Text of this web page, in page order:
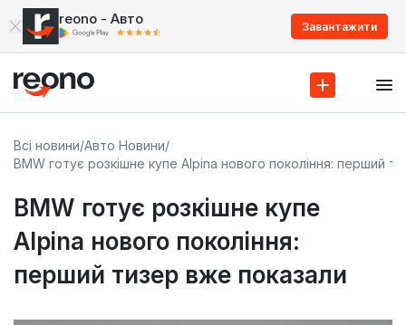
reono - Авто Завантажити
Всі новини/Авто Новини/
BMW готує розкішне купе Alpina нового покоління: перший
BMW готує розкішне купе
Alpina нового покоління:
перший тизер вже показали